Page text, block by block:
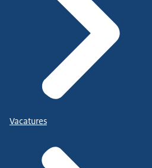
Vacatures